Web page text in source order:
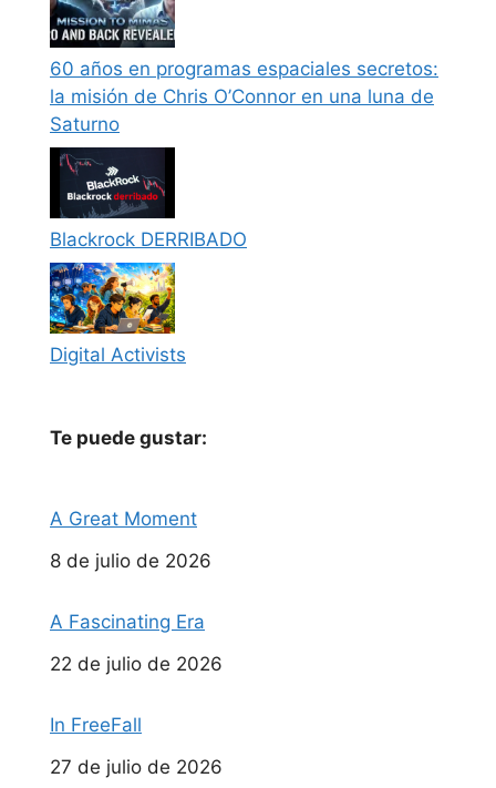
60 años en programas espaciales secretos:
la misión de Chris O’Connor en una luna de
Saturno
Blackrock DERRIBADO
Digital Activists
Te puede gustar:
A Great Moment
Fecha
8 de julio de 2026
A Fascinating Era
Fecha
22 de julio de 2026
In FreeFall
Fecha
27 de julio de 2026